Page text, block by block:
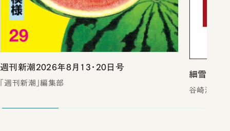
週刊新潮2026年8月13・20日号
「週刊新潮」編集部
細雪（上
谷崎潤一郎